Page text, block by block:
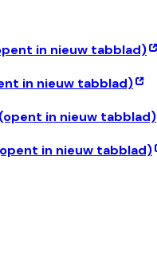
in nieuw tabblad)
in nieuw tabblad)
(opent in nieuw tabblad)
in nieuw tabblad)